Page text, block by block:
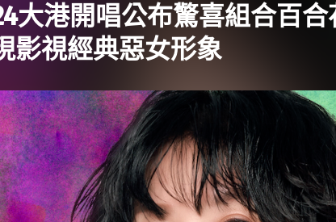
大港開唱公布驚喜組合百
影視經典惡女形象